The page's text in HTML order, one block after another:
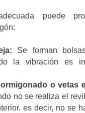
puede
Se forman
la vibración es
o vetas
no se realiza el
es decir, no se